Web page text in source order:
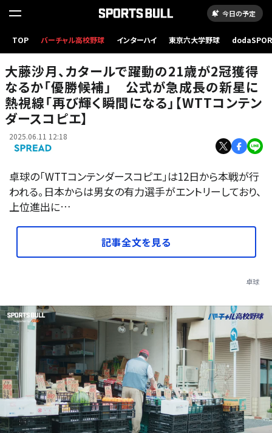
今日の予定
TOP バーチャル高校野球 インターハイ 東京六大学野球
視線「再び輝く瞬間になる」【WTTコンテンダースコピエ】
大藤沙月、カタールで躍動の21歳が2冠獲得
なるか「優勝候補」 公式が急成長の新星に
熱視線「再び輝く瞬間になる」【WTTコンテン
ダースコピエ】
2025.06.11 12:18
卓球の「WTTコンテンダースコピエ」は12日から本戦が行
われる。日本からは男女の有力選手がエントリーしており、
上位進出に…
記事全文を見る
卓球